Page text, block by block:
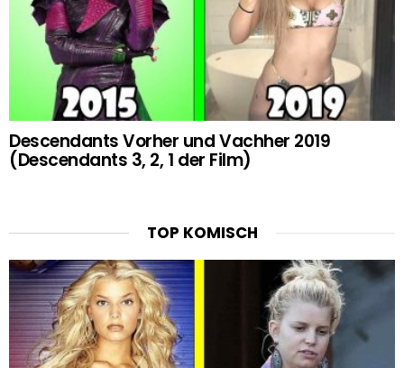
Descendants Vorher und Vachher 2019
(Descendants 3, 2, 1 der Film)
TOP KOMISCH